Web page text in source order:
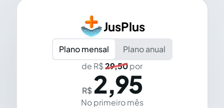
JusPlus
Plano mensal
Plano anual
de R$29,50por
R$ 2,95
No primeiro mês